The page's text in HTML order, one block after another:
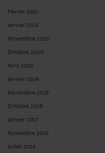
Février 2021
Janvier 2021
Novembre 2020
Octobre 2020
Avril 2020
Janvier 2019
Novembre 2018
Octobre 2018
Janvier 2017
Novembre 2016
Juillet 2016